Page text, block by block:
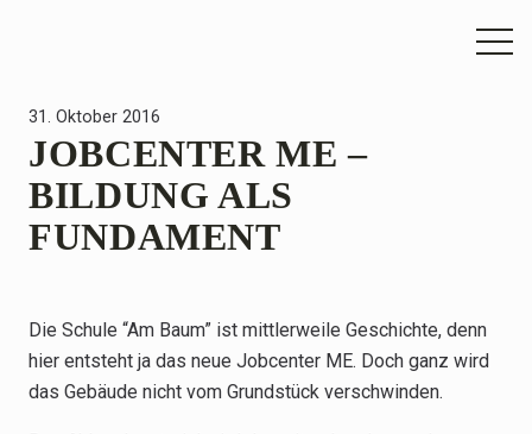
31. Oktober 2016
JOBCENTER ME –
BILDUNG ALS
FUNDAMENT
Die Schule “Am Baum” ist mittlerweile Geschichte, denn
hier entsteht ja das neue Jobcenter ME. Doch ganz wird
das Gebäude nicht vom Grundstück verschwinden.